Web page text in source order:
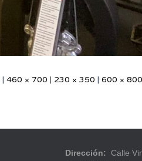
| 460 × 700 | 230 × 350 | 600 × 800
Dirección: Calle